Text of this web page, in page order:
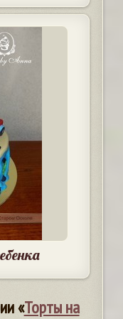
«Торты на